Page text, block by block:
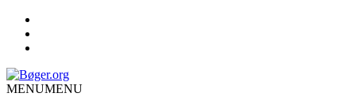
MENUMENU